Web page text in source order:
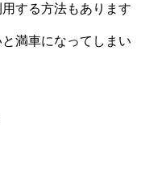
する方法もあります
満車になってしまい